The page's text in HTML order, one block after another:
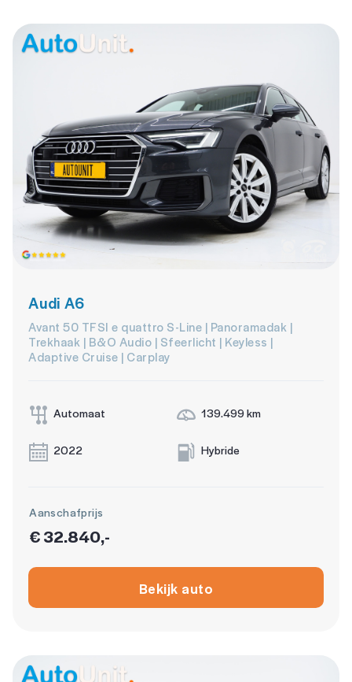
Audi A6
Avant 50 TFSI e quattro S-Line | Panoramadak |
Trekhaak | B&O Audio | Sfeerlicht | Keyless |
Adaptive Cruise | Carplay
Automaat 139.499 km
2022 Hybride
Aanschafprijs
€ 32.840,-
Bekijk auto